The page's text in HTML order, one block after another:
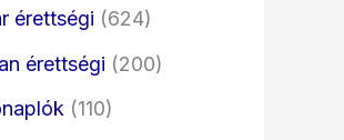
érettségi (624)
érettségi (200)
(110)